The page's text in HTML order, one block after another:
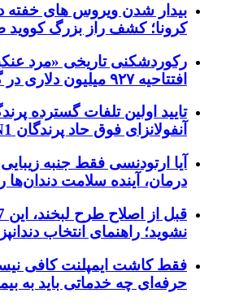
بیدار شدن ویروس‌ های خفته در
کرونا؛ کشف راز بزرگ کووید
رکوردشکنی تاریخی «مرد
افتتاحیه ۹۲۷ میلیون دلاری در گیشه جهانی
تایید اولین تلفات گسترده
آنفولانزای فوق حاد پرندگان H5N1 در استرالیا
آیا ارتودنسی فقط جنبه
درمان، آینده سلامت دندان‌ها
نشوید؛ راهنمای انتخاب
فقط کاشت ایمپلنت کافی
حرفه‌ای چه خدماتی باید به